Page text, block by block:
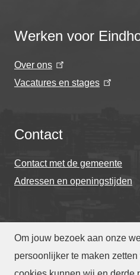
Om jouw bezoek aan onze
persoonlijker te maken
Werken voor
Over ons
Vacatures en stages
Contact
Contact met de gemeente
Adressen en openingstijden
© Gemeente Eindhoven 2026